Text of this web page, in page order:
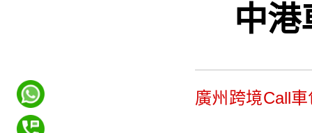
中港
廣州跨境Call